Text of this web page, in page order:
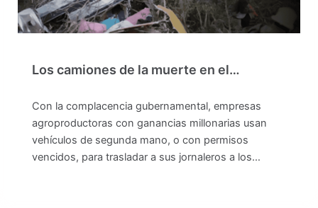
Los camiones de la muerte en el…
Con la complacencia gubernamental, empresas
agroproductoras con ganancias millonarias usan
vehículos de segunda mano, o con permisos
vencidos, para trasladar a sus jornaleros a los…